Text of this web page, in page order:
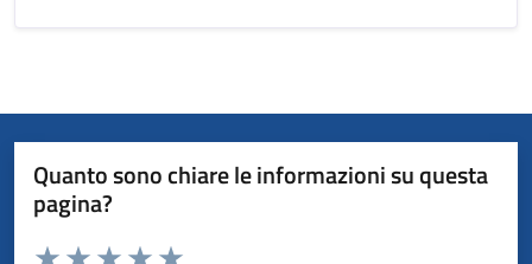
Quanto sono chiare le informazioni su questa
pagina?
Valuta da 1 a 5 stelle la pagina